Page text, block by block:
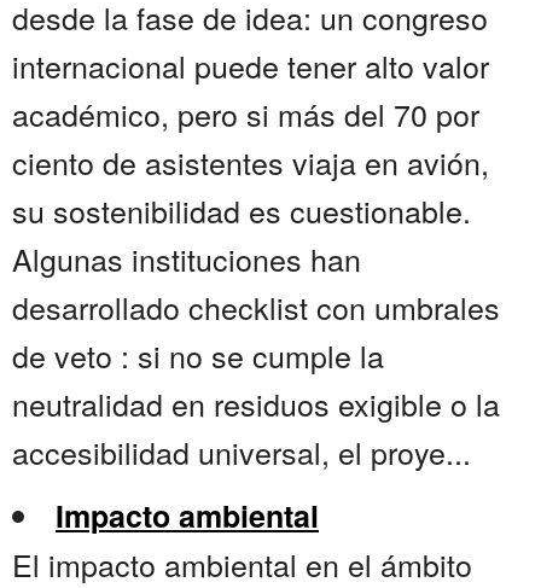
desde la fase de idea: un congreso
internacional puede tener alto valor
académico, pero si más del 70 por
ciento de asistentes viaja en avión,
su sostenibilidad es cuestionable.
Algunas instituciones han
desarrollado checklist con umbrales
de veto : si no se cumple la
neutralidad en residuos exigible o la
accesibilidad universal, el proye...
Impacto ambiental
El impacto ambiental en el ámbito